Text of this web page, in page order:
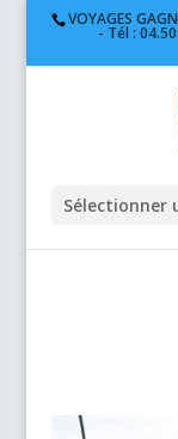
VOYAGES
- Tél :
Sélectionner